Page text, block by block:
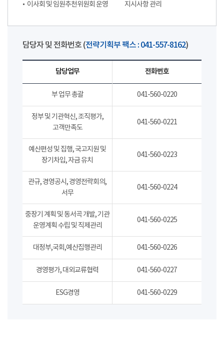
이사회 및 임원추천위원회 운영
지시사항 관리
담당자 및 전화번호 (전략기획부 팩스 : 041-557-8162)
담당업무 전화번호
부 업무 총괄 041-560-0220
정부 및 기관혁신, 조직평가,
고객만족도
041-560-0221
예산편성 및 집행, 국고지원 및
장기차입, 자금 유치
041-560-0223
관규, 경영공시, 경영전략회의,
서무
041-560-0224
중장기 계획 및 동서곡 개발, 기관
운영계획 수립 및 직제관리
041-560-0225
대정부,국회,예산집행관리 041-560-0226
경영평가, 대외교류협력 041-560-0227
ESG경영 041-560-0229